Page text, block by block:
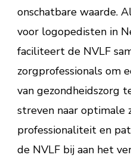
onschatbare waarde.
voor logopedisten in
faciliteert de NVLF
zorgprofessionals om
van gezondheidszorg
streven naar optimale
professionaliteit en
de NVLF bij aan het